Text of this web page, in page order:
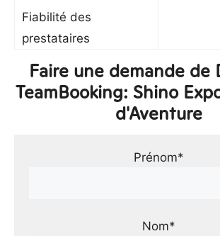
Fiabilité des
prestataires
Faire une demande de
TeamBooking: Shino
d'Aventure
Prénom*
Nom*